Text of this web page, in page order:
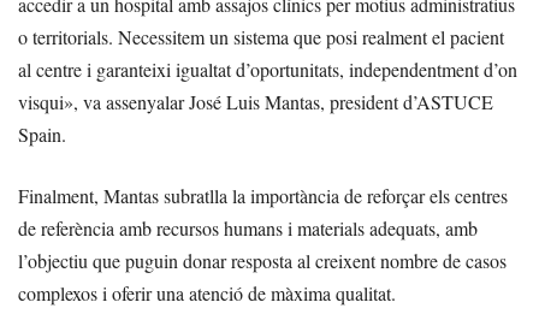
o territorials. Necessitem un sistema que posi realment el pacient
al centre i garanteixi igualtat d’oportunitats, independentment d’on
visqui», va assenyalar José Luis Mantas, president d’ASTUCE
Spain.
Finalment, Mantas subratlla la importància de reforçar els centres
de referència amb recursos humans i materials adequats, amb
l’objectiu que puguin donar resposta al creixent nombre de casos
complexos i oferir una atenció de màxima qualitat.